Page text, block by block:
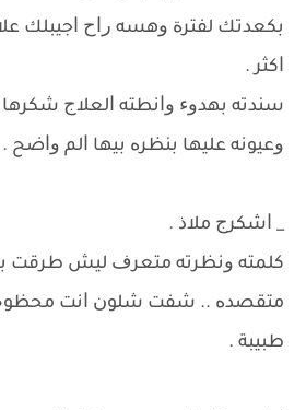
ﺑﻜﻌﺪﺗﻚ ﻟﻔﺘﺮﺓ ﻭﻫﺴﻪ ﺭﺍﺡ ﺍﺟﻴﺒﻠﻚ
ﺍﻛﺜﺮ .
ﺳﻨﺪﺗﻪ ﺑﻬﺪﻭﺀ ﻭﺍﻧﻄﺘﻪ ﺍﻟﻌﻼﺝ
ﻭﻋﻴﻮﻧﻪ ﻋﻠﻴﻬﺎ ﺑﻨﻈﺮﻩ ﺑﻴﻬﺎ ﺍﻟﻢ ﻭﺍﺿﺢ .
_ ﺍﺷﻜﺮﺝ ﻣﻼﺫ .
ﻛﻠﻤﺘﻪ ﻭﻧﻈﺮﺗﻪ ﻣﺘﻌﺮﻑ ﻟﻴﺶ ﻃﺮﻗﺖ
ﻣﺘﻘﺼﺪﻩ .. ﺷﻔﺖ ﺷﻠﻮﻥ ﺍﻧﺖ
ﻃﺒﻴﺒﺔ .